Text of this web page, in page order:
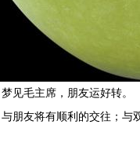
梦见毛主席，朋友运好转。